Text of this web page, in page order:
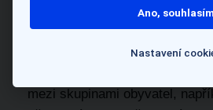
nám další příspěvek s
selektivní konzumace
vede k fragmentaci společnosti
mezi skupinami obyvatel,
Ano,
Nastavení